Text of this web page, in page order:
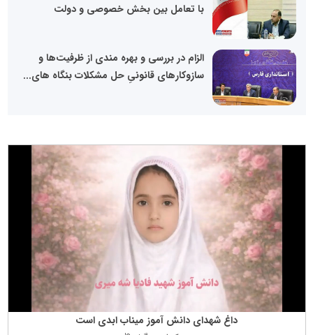
با تعامل بین بخش خصوصی و دولت
الزام در بررسی و بهره مندی از ظرفیت‌ها و
سازوکار‌های قانونیِ حل مشکلات بنگاه های...
داغ شهدای دانش آموز میناب ابدی است